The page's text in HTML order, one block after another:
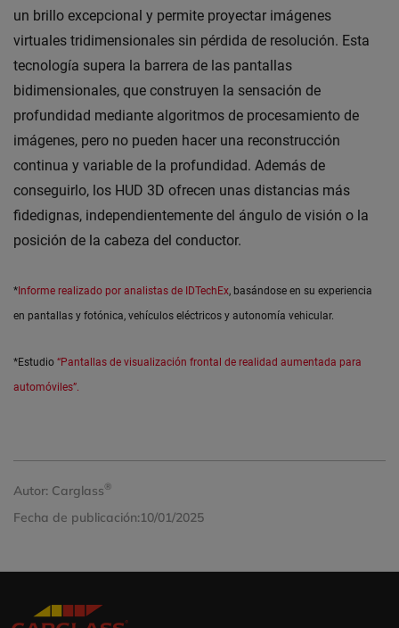
un brillo excepcional y permite proyectar imágenes
virtuales tridimensionales sin pérdida de resolución. Esta
tecnología supera la barrera de las pantallas
bidimensionales, que construyen la sensación de
profundidad mediante algoritmos de procesamiento de
imágenes, pero no pueden hacer una reconstrucción
continua y variable de la profundidad. Además de
conseguirlo, los HUD 3D ofrecen unas distancias más
fidedignas, independientemente del ángulo de visión o la
posición de la cabeza del conductor.
*Informe realizado por analistas de IDTechEx, basándose en su experiencia
en pantallas y fotónica, vehículos eléctricos y autonomía vehicular.
*Estudio “Pantallas de visualización frontal de realidad aumentada para
automóviles”.
Autor: Carglass®
Fecha de publicación:10/01/2025